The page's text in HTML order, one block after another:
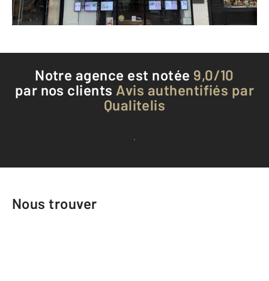
Téléphoner à l'agence
Notre agence est notée 9,0/10
par nos clients Avis authentifiés par
Qualitelis
Voir tous les avis clients
Nous trouver